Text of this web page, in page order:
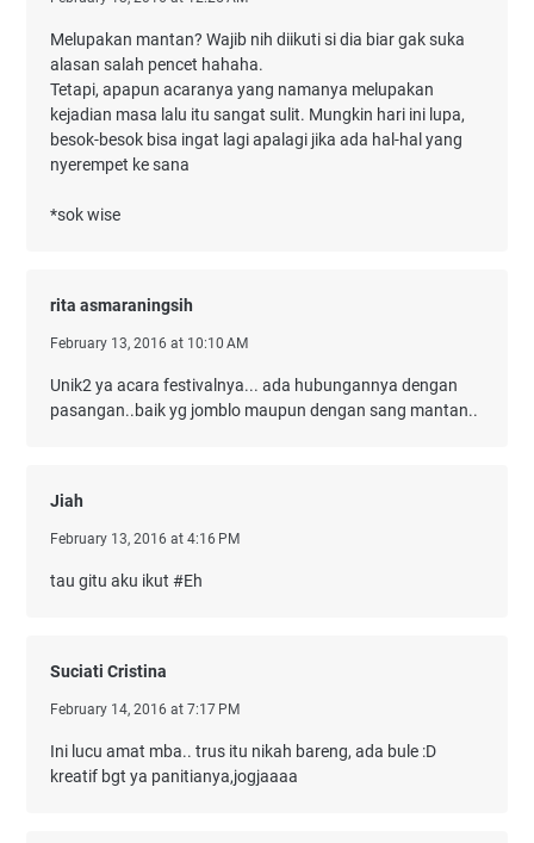
Melupakan mantan? Wajib nih diikuti si dia biar gak suka
alasan salah pencet hahaha.
Tetapi, apapun acaranya yang namanya melupakan
kejadian masa lalu itu sangat sulit. Mungkin hari ini lupa,
besok-besok bisa ingat lagi apalagi jika ada hal-hal yang
nyerempet ke sana
*sok wise
rita asmaraningsih
February 13, 2016 at 10:10 AM
Unik2 ya acara festivalnya... ada hubungannya dengan
pasangan..baik yg jomblo maupun dengan sang mantan..
Jiah
February 13, 2016 at 4:16 PM
tau gitu aku ikut #Eh
Suciati Cristina
February 14, 2016 at 7:17 PM
Ini lucu amat mba.. trus itu nikah bareng, ada bule :D
kreatif bgt ya panitianya,jogjaaaa